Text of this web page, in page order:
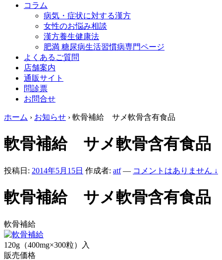
コラム
病気・症状に対する漢方
女性のお悩み相談
漢方養生健康法
肥満 糖尿病生活習慣病専門ページ
よくあるご質問
店舗案内
通販サイト
問診票
お問合せ
ホーム › お知らせ › 軟骨補給 サメ軟骨含有食品
軟骨補給 サメ軟骨含有食品
投稿日: 2014年5月15日 作成者: atf — コメントはありません ↓
軟骨補給 サメ軟骨含有食品
軟骨補給
120g（400mg×300粒）入
販売価格